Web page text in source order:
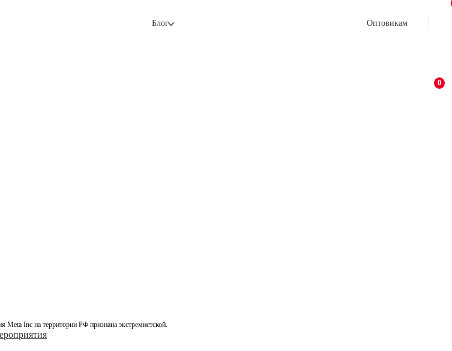
Блог Оптовикам
0
Meta Inc на территории РФ признана экстремистской.